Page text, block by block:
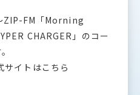
ZIP-FM「Morning
CHARGER」のコー
イトはこちら